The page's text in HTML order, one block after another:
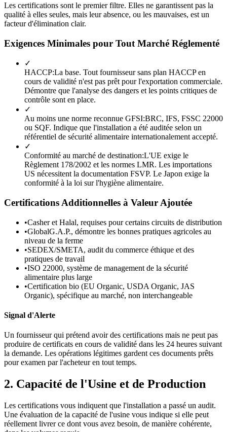
Les certifications sont le premier filtre. Elles ne garantissent pas la
qualité à elles seules, mais leur absence, ou les mauvaises, est un
facteur d'élimination clair.
Exigences Minimales pour Tout Marché Réglementé
✓
HACCP:La base. Tout fournisseur sans plan HACCP en
cours de validité n'est pas prêt pour l'exportation commerciale.
Démontre que l'analyse des dangers et les points critiques de
contrôle sont en place.
✓
Au moins une norme reconnue GFSI:BRC, IFS, FSSC 22000
ou SQF. Indique que l'installation a été auditée selon un
référentiel de sécurité alimentaire internationalement accepté.
✓
Conformité au marché de destination:L'UE exige le
Règlement 178/2002 et les normes LMR. Les importations
US nécessitent la documentation FSVP. Le Japon exige la
conformité à la loi sur l'hygiène alimentaire.
Certifications Additionnelles à Valeur Ajoutée
•Casher et Halal, requises pour certains circuits de distribution
•GlobalG.A.P., démontre les bonnes pratiques agricoles au
niveau de la ferme
•SEDEX/SMETA, audit du commerce éthique et des
pratiques de travail
•ISO 22000, système de management de la sécurité
alimentaire plus large
•Certification bio (EU Organic, USDA Organic, JAS
Organic), spécifique au marché, non interchangeable
Signal d'Alerte
Un fournisseur qui prétend avoir des certifications mais ne peut pas
produire de certificats en cours de validité dans les 24 heures suivant
la demande. Les opérations légitimes gardent ces documents prêts
pour examen par l'acheteur en tout temps.
2. Capacité de l'Usine et de Production
Les certifications vous indiquent que l'installation a passé un audit.
Une évaluation de la capacité de l'usine vous indique si elle peut
réellement livrer ce dont vous avez besoin, de manière cohérente,